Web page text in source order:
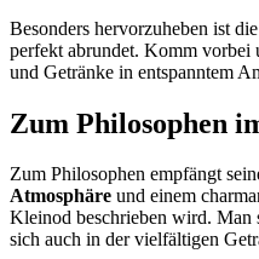
Besonders hervorzuheben ist
perfekt abrundet. Komm vorbei
und Getränke in entspanntem
Zum Philosophen
Zum Philosophen empfängt
Atmosphäre und einem
Kleinod beschrieben wird. Man
sich auch in der vielfältigen